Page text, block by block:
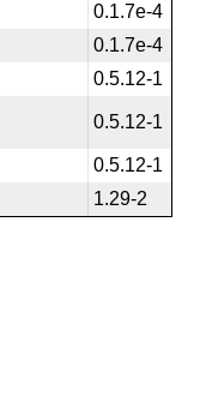
0.1.7e-4
0.1.7e-4
0.5.12-1
0.5.12-1
0.5.12-1
1.29-2